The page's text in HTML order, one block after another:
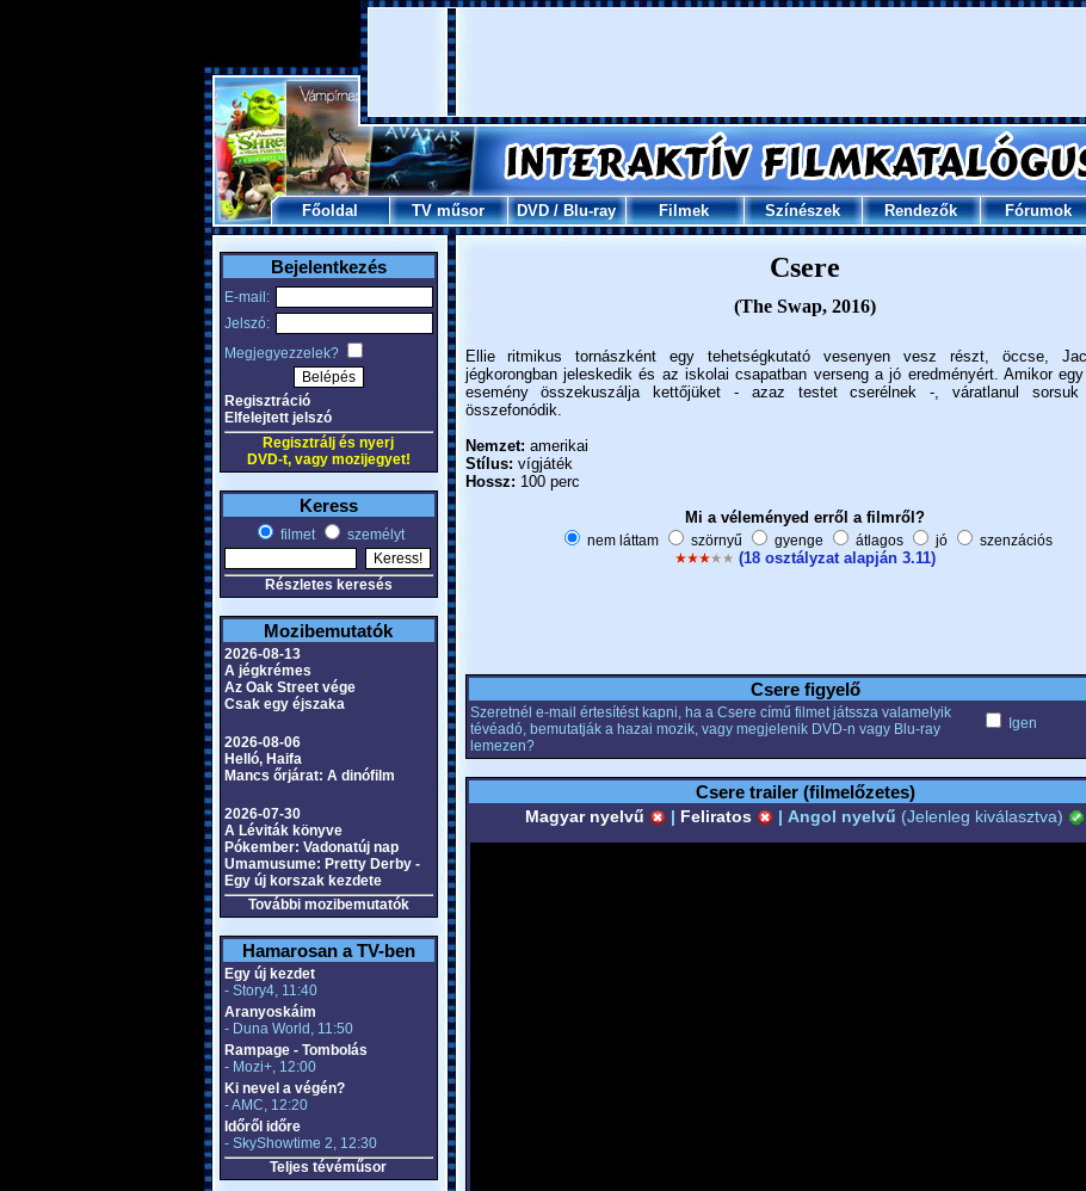
Főoldal TV műsor DVD/Blu-ray Filmek Színészek Rendezők Fórumok
Bejelentkezés
E-mail:
Jelszó:
Megjegyezzelek?
Regisztráció
Elfelejtett jelszó
Regisztrálj és nyerj
DVD-t, vagy mozijegyet!
Keress
filmet személyt
Részletes keresés
Mozibemutatók
2026-08-13
A jégkrémes
Az Oak Street vége
Csak egy éjszaka
2026-08-06
Helló, Haifa
Mancs őrjárat: A dinófilm
2026-07-30
A Léviták könyve
Pókember: Vadonatúj nap
Umamusume: Pretty Derby -
Egy új korszak kezdete
További mozibemutatók
Hamarosan a TV-ben
Egy új kezdet
- Story4, 11:40
Aranyoskáim
- Duna World, 11:50
Rampage - Tombolás
- Mozi+, 12:00
Ki nevel a végén?
- AMC, 12:20
Időről időre
- SkyShowtime 2, 12:30
Teljes tévéműsor
Csere
(The Swap, 2016)
Ellie ritmikus tornászként egy tehetségkutató vesenyen vesz részt, öccse,
jégkorongban jeleskedik és az iskolai csapatban verseng a jó eredményért. Amikor
esemény összekuszálja kettőjüket - azaz testet cserélnek -, váratlanul sorsuk
összefonódik.
Nemzet: amerikai
Stílus: vígjáték
Hossz: 100 perc
Mi a véleményed erről a filmről?
nem láttam szörnyű gyenge átlagos jó szenzációs
(18 osztályzat alapján 3.11)
Csere figyelő
Szeretnél e-mail értesítést kapni, ha a Csere című filmet játssza valamelyik
tévéadó, bemutatják a hazai mozik, vagy megjelenik DVD-n vagy Blu-ray
lemezen?
Igen
Csere trailer (filmelőzetes)
Magyar nyelvű | Feliratos | Angol nyelvű (Jelenleg kiválasztva)